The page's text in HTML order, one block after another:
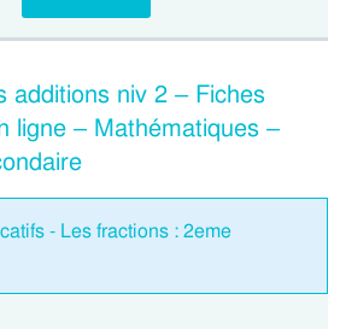
additions niv 2 – Fiches
ligne – Mathématiques –
- Les fractions : 2eme